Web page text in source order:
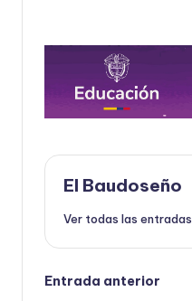
El Baudoseño
Ver todas las entradas
Navegación
Entrada anterior